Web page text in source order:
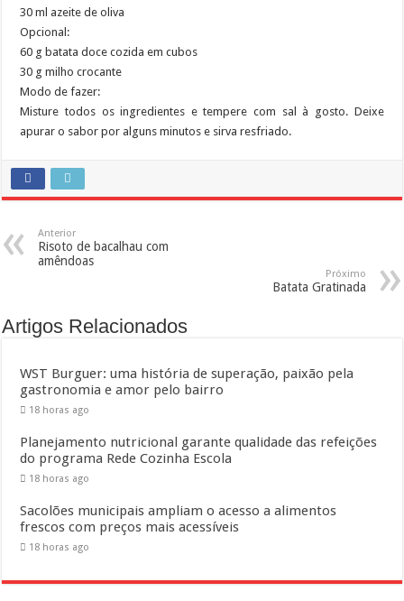
30 ml azeite de oliva
Opcional:
60 g batata doce cozida em cubos
30 g milho crocante
Modo de fazer:
Misture todos os ingredientes e tempere com sal à gosto. Deixe
apurar o sabor por alguns minutos e sirva resfriado.
Anterior
Risoto de bacalhau com
amêndoas
Próximo
Batata Gratinada
Artigos Relacionados
WST Burguer: uma história de superação, paixão pela
gastronomia e amor pelo bairro
18 horas ago
Planejamento nutricional garante qualidade das refeições
do programa Rede Cozinha Escola
18 horas ago
Sacolões municipais ampliam o acesso a alimentos
frescos com preços mais acessíveis
18 horas ago